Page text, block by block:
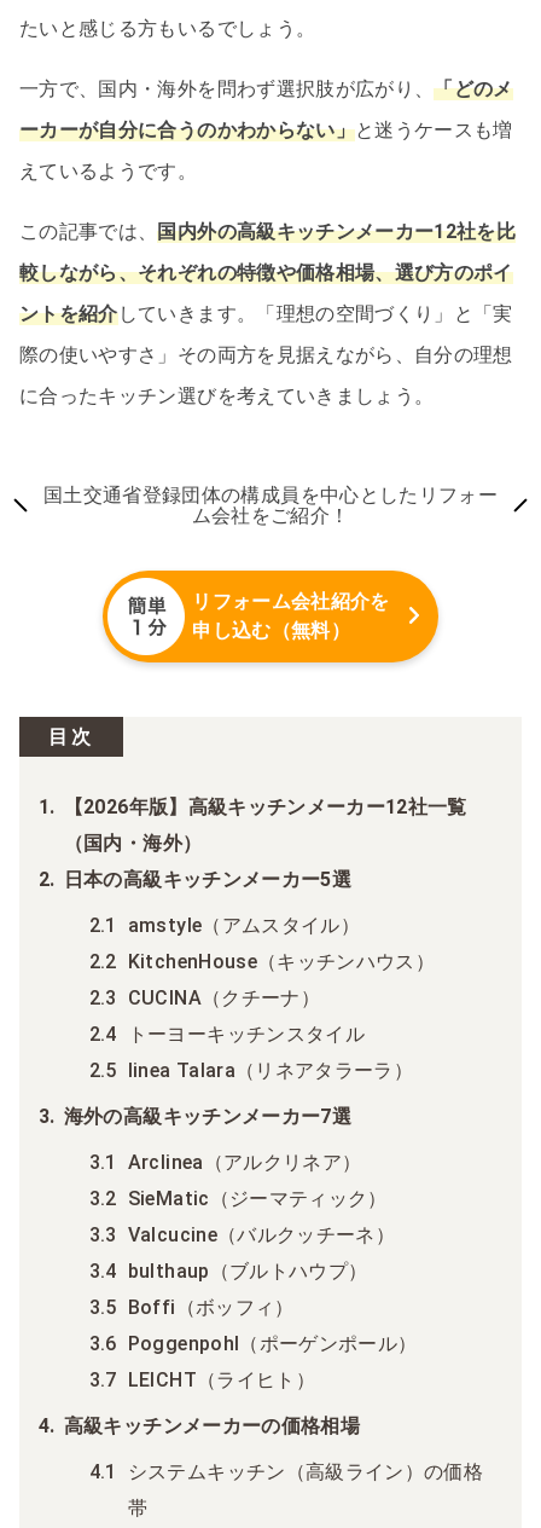
たいと感じる方もいるでしょう。
一方で、国内・海外を問わず選択肢が広がり、「どのメ
ーカーが自分に合うのかわからない」と迷うケースも増
えているようです。
この記事では、国内外の高級キッチンメーカー12社を比
較しながら、それぞれの特徴や価格相場、選び方のポイ
ントを紹介していきます。「理想の空間づくり」と「実
際の使いやすさ」その両方を見据えながら、自分の理想
に合ったキッチン選びを考えていきましょう。
国土交通省登録団体の構成員を中心としたリフォー
ム会社をご紹介！
リフォーム会社紹介を
申し込む（無料）
目次
【2026年版】高級キッチンメーカー12社一覧
（国内・海外）
日本の高級キッチンメーカー5選
amstyle（アムスタイル）
KitchenHouse（キッチンハウス）
CUCINA（クチーナ）
トーヨーキッチンスタイル
linea Talara（リネアタラーラ）
海外の高級キッチンメーカー7選
Arclinea（アルクリネア）
SieMatic（ジーマティック）
Valcucine（バルクッチーネ）
bulthaup（ブルトハウプ）
Boffi（ボッフィ）
Poggenpohl（ポーゲンポール）
LEICHT（ライヒト）
高級キッチンメーカーの価格相場
システムキッチン（高級ライン）の価格
帯